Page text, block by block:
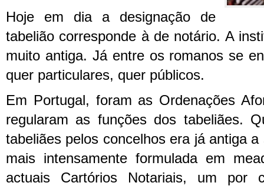
Hoje em dia a designação de
tabelião corresponde à de notário. A
muito antiga. Já entre os romanos se
quer particulares, quer públicos.
Em Portugal, foram as Ordenações
regularam as funções dos tabeliães.
tabeliães pelos concelhos era já antiga
mais intensamente formulada em
actuais Cartórios Notariais, um por